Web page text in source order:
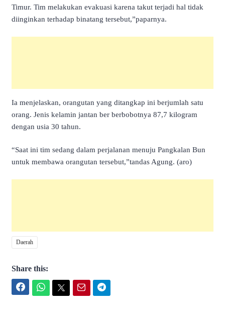
Timur. Tim melakukan evakuasi karena takut terjadi hal tidak
diinginkan terhadap binatang tersebut,”paparnya.
Ia menjelaskan, orangutan yang ditangkap ini berjumlah satu
orang. Jenis kelamin jantan ber berbobotnya 87,7 kilogram
dengan usia 30 tahun.
“Saat ini tim sedang dalam perjalanan menuju Pangkalan Bun
untuk membawa orangutan tersebut,”tandas Agung. (aro)
Daerah
Share this: